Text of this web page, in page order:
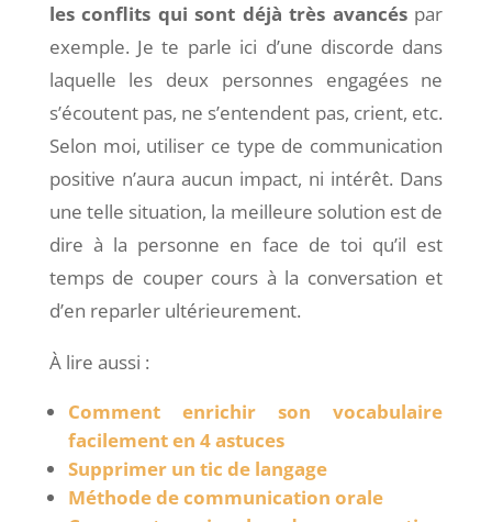
les conflits qui sont déjà très avancéspar
exemple. Je te parle ici d’une discorde dans
laquelle les deux personnes engagées ne
s’écoutent pas, ne s’entendent pas, crient, etc.
Selon moi, utiliser ce type de communication
positive n’aura aucun impact, ni intérêt. Dans
une telle situation, la meilleure solution est de
dire à la personne en face de toi qu’il est
temps de couper cours à la conversation et
d’en reparler ultérieurement.
À lire aussi :
Comment enrichir son vocabulaire
facilement en 4 astuces
Supprimer un tic de langage
Méthode de communication orale